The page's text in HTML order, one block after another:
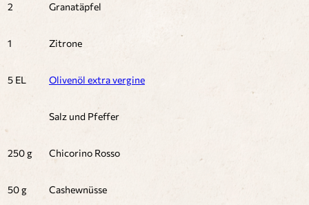
2 Granatäpfel
1 Zitrone
5 EL Olivenöl extra vergine
Salz und Pfeffer
250 g Chicorino Rosso
50 g Cashewnüsse